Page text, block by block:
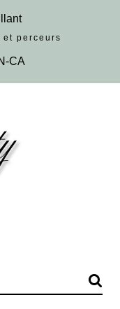
et perceurs